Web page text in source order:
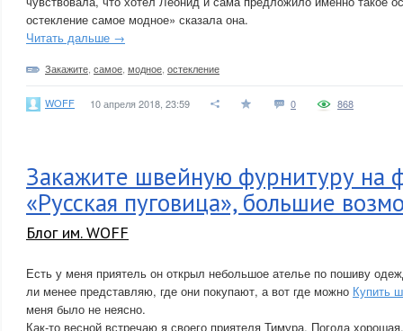
остекление самое модное» сказала она.
Читать дальше →
Закажите самое модное остекление
WOFF 10 апреля 2018, 23:59 0 868
Закажите швейную фурнитуру на
«Русская пуговица», большие
Блог им. WOFF
Есть у меня приятель он открыл небольшое ателье по пошиву
ли менее представляю, где они покупают, а вот где можно Купить
меня было не неясно.
Как-то весной встречаю я своего приятеля Тимура. Погода